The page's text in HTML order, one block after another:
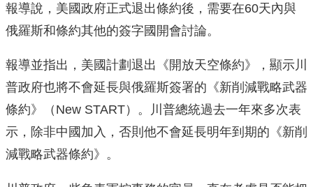
報導說，美國政府正式退出條約後，需要在60天內與
俄羅斯和條約其他的簽字國開會討論。
報導並指出，美國計劃退出《開放天空條約》，顯示川
普政府也將不會延長與俄羅斯簽署的《新削減戰略武器
條約》（New START）。川普總統過去一年來多次表
示，除非中國加入，否則他不會延長明年到期的《新削
減戰略武器條約》。